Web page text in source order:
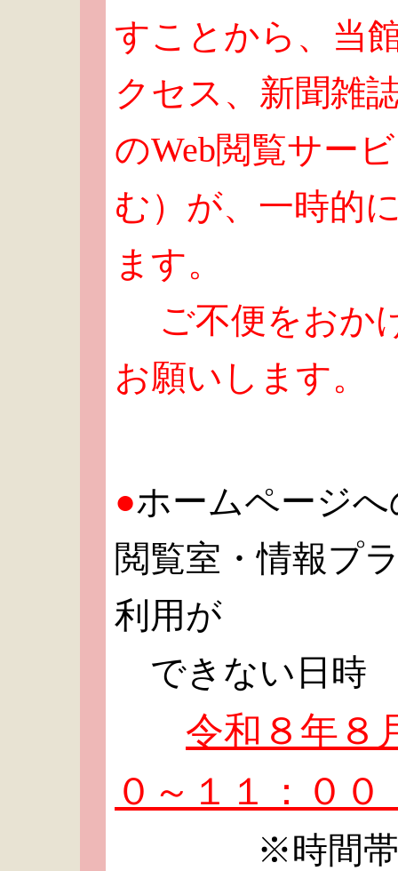
すことから、当
クセス、新聞雑
のWeb閲覧サー
む）が、一時的
ます。
ご不便をおか
お願いします。
●ホームページ
閲覧室・情報プ
利用が
できない日時
令和８年
０～１１：０
※時間帯が